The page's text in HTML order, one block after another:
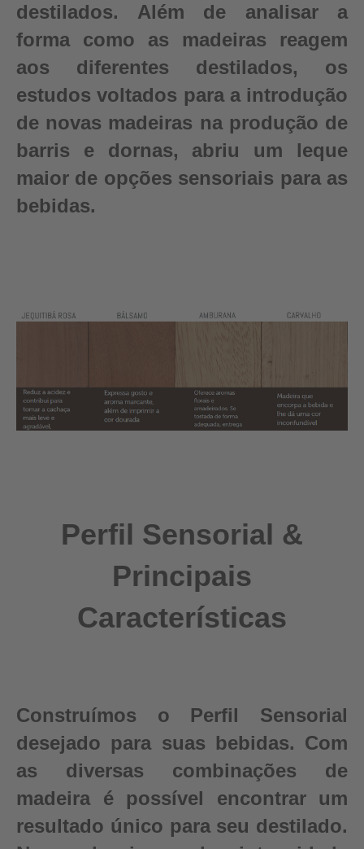
destilados. Além de analisar a
forma como as madeiras reagem
aos diferentes destilados, os
estudos voltados para a introdução
de novas madeiras na produção de
barris e dornas, abriu um leque
maior de opções sensoriais para as
bebidas.
Perfil Sensorial &
Principais
Características
Construímos o Perfil Sensorial
desejado para suas bebidas. Com
as diversas combinações de
madeira é possível encontrar um
resultado único para seu destilado.